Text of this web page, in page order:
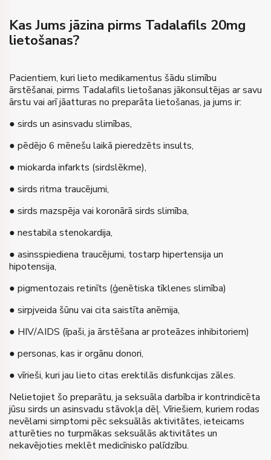
Kas Jums jāzina pirms Tadalafils 20mg
lietošanas?
Pacientiem, kuri lieto medikamentus šādu slimību
ārstēšanai, pirms Tadalafils lietošanas jākonsultējas ar savu
ārstu vai arī jāatturas no preparāta lietošanas, ja jums ir:
● sirds un asinsvadu slimības,
● pēdējo 6 mēnešu laikā pieredzēts insults,
● miokarda infarkts (sirdslēkme),
● sirds ritma traucējumi,
● sirds mazspēja vai koronārā sirds slimība,
● nestabila stenokardija,
● asinsspiediena traucējumi, tostarp hipertensija un
hipotensija,
● pigmentozais retinīts (ģenētiska tīklenes slimība)
● sirpjveida šūnu vai cita saistīta anēmija,
● HIV/AIDS (īpaši, ja ārstēšana ar proteāzes inhibitoriem)
● personas, kas ir orgānu donori,
● vīrieši, kuri jau lieto citas erektilās disfunkcijas zāles.
Nelietojiet šo preparātu, ja seksuāla darbība ir kontrindicēta
jūsu sirds un asinsvadu stāvokļa dēļ. Vīriešiem, kuriem rodas
nevēlami simptomi pēc seksuālās aktivitātes, ieteicams
atturēties no turpmākas seksuālās aktivitātes un
nekavējoties meklēt medicīnisko palīdzību.